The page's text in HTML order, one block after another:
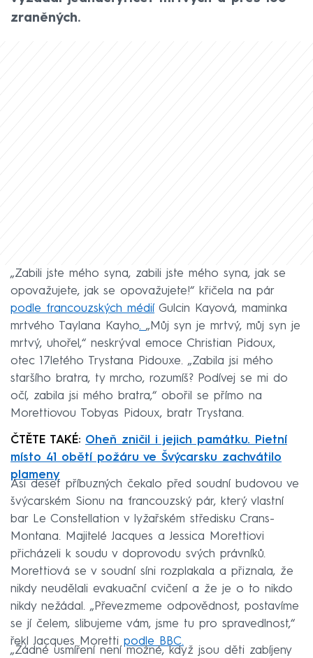
zraněných.
„Zabili jste mého syna, zabili jste mého syna, jak se
opovažujete, jak se opovažujete!“ křičela na pár
podle francouzských médií Gulcin Kayová, maminka
mrtvého Taylana Kayho. „Můj syn je mrtvý, můj syn je
mrtvý, uhořel,“ neskrýval emoce Christian Pidoux,
otec 17letého Trystana Pidouxe. „Zabila jsi mého
staršího bratra, ty mrcho, rozumíš? Podívej se mi do
očí, zabila jsi mého bratra,“ obořil se přímo na
Morettiovou Tobyas Pidoux, bratr Trystana.
ČTĚTE TAKÉ: Oheň zničil i jejich památku. Pietní
místo 41 obětí požáru ve Švýcarsku zachvátilo
plameny
Asi deset příbuzných čekalo před soudní budovou ve
švýcarském Sionu na francouzský pár, který vlastní
bar Le Constellation v lyžařském středisku Crans-
Montana. Majitelé Jacques a Jessica Morettiovi
přicházeli k soudu v doprovodu svých právníků.
Morettiová se v soudní síni rozplakala a přiznala, že
nikdy neudělali evakuační cvičení a že je o to nikdo
nikdy nežádal. „Převezmeme odpovědnost, postavíme
se jí čelem, slibujeme vám, jsme tu pro spravedlnost,“
řekl Jacques Moretti podle BBC.
„Žádné usmíření není možné, když jsou děti zabíjeny